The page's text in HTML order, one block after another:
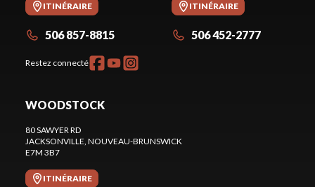
ITINÉRAIRE
506 857-8815
Restez connecté
ITINÉRAIRE
506 452-2777
WOODSTOCK
80 SAWYER RD
JACKSONVILLE, NOUVEAU-BRUNSWICK
E7M 3B7
ITINÉRAIRE